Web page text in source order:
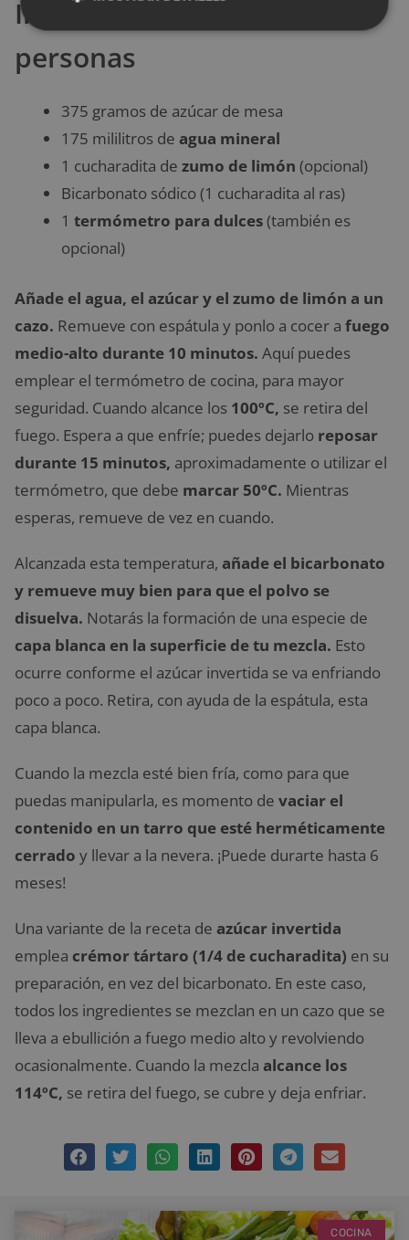
Ingredientes para 6
personas
375 gramos de azúcar de mesa
175 mililitros de agua mineral
1 cucharadita de zumo de limón (opcional)
Bicarbonato sódico (1 cucharadita al ras)
1 termómetro para dulces(también es
opcional)
Añade el agua, el azúcar y el zumo de limón a un
cazo. Remueve con espátula y ponlo a cocer a fuego
medio-alto durante 10 minutos. Aquí puedes
emplear el termómetro de cocina, para mayor
seguridad. Cuando alcance los 100ºC, se retira del
fuego. Espera a que enfríe; puedes dejarlo reposar
durante 15 minutos, aproximadamente o utilizar el
termómetro, que debe marcar 50ºC. Mientras
esperas, remueve de vez en cuando.
Alcanzada esta temperatura, añade el bicarbonato
y remueve muy bien para que el polvo se
disuelva. Notarás la formación de una especie de
capa blanca en la superficie de tu mezcla. Esto
ocurre conforme el azúcar invertida se va enfriando
poco a poco. Retira, con ayuda de la espátula, esta
capa blanca.
Cuando la mezcla esté bien fría, como para que
puedas manipularla, es momento de vaciar el
contenido en un tarro que esté herméticamente
cerrado y llevar a la nevera. ¡Puede durarte hasta 6
meses!
Una variante de la receta de azúcar invertida
emplea crémor tártaro (1/4 de cucharadita) en su
preparación, en vez del bicarbonato. En este caso,
todos los ingredientes se mezclan en un cazo que se
lleva a ebullición a fuego medio alto y revolviendo
ocasionalmente. Cuando la mezcla alcance los
114ºC, se retira del fuego, se cubre y deja enfriar.
COCINA